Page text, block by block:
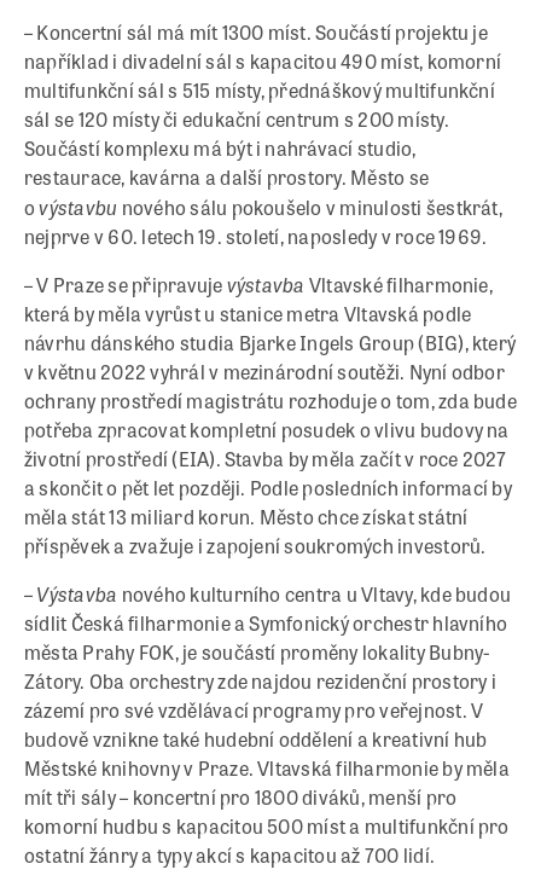
– Koncertní sál má mít 1300 míst. Součástí projektu je
například i divadelní sál s kapacitou 490 míst, komorní
multifunkční sál s 515 místy, přednáškový multifunkční
sál se 120 místy či edukační centrum s 200 místy.
Součástí komplexu má být i nahrávací studio,
restaurace, kavárna a další prostory. Město se
ovýstavbu nového sálu pokoušelo v minulosti šestkrát,
nejprve v 60. letech 19. století, naposledy v roce 1969.
– V Praze se připravujevýstavba Vltavské filharmonie,
která by měla vyrůst u stanice metra Vltavská podle
návrhu dánského studia Bjarke Ingels Group (BIG), který
v květnu 2022 vyhrál v mezinárodní soutěži. Nyní odbor
ochrany prostředí magistrátu rozhoduje o tom, zda bude
potřeba zpracovat kompletní posudek o vlivu budovy na
životní prostředí (EIA). Stavba by měla začít v roce 2027
a skončit o pět let později. Podle posledních informací by
měla stát 13 miliard korun. Město chce získat státní
příspěvek a zvažuje i zapojení soukromých investorů.
–Výstavba nového kulturního centra u Vltavy, kde budou
sídlit Česká filharmonie a Symfonický orchestr hlavního
města Prahy FOK, je součástí proměny lokality Bubny-
Zátory. Oba orchestry zde najdou rezidenční prostory i
zázemí pro své vzdělávací programy pro veřejnost. V
budově vznikne také hudební oddělení a kreativní hub
Městské knihovny v Praze. Vltavská filharmonie by měla
mít tři sály – koncertní pro 1800 diváků, menší pro
komorní hudbu s kapacitou 500 míst a multifunkční pro
ostatní žánry a typy akcí s kapacitou až 700 lidí.